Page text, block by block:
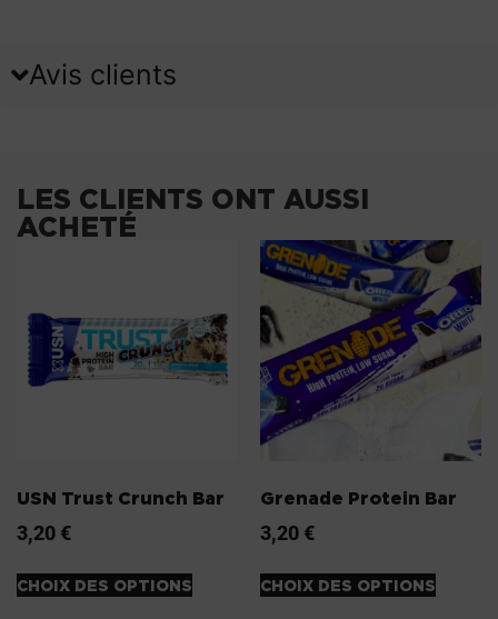
Avis clients
LES CLIENTS ONT AUSSI
ACHETÉ
USN Trust Crunch Bar
3,20 €
CHOIX DES OPTIONS
Grenade Protein Bar
3,20 €
CHOIX DES OPTIONS